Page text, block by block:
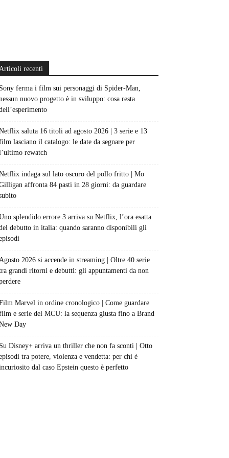
recenti
ferma i film sui personaggi di Spider-Man,
nuovo progetto è in sviluppo: cosa resta
saluta 16 titoli ad agosto 2026 | 3 serie e 13
lasciano il catalogo: le date da segnare per
rewatch
indaga sul lato oscuro del pollo fritto | Mo
affronta 84 pasti in 28 giorni: da guardare
splendido errore 3 arriva su Netflix, l’ora esatta
debutto in italia: quando saranno disponibili gli
2026 si accende in streaming | Oltre 40 serie
grandi ritorni e debutti: gli appuntamenti da non
Marvel in ordine cronologico | Come guardare
e serie del MCU: la sequenza giusta fino a Brand
Day
Disney+ arriva un thriller che non fa sconti | Otto
tra potere, violenza e vendetta: per chi è
dal caso Epstein questo è perfetto